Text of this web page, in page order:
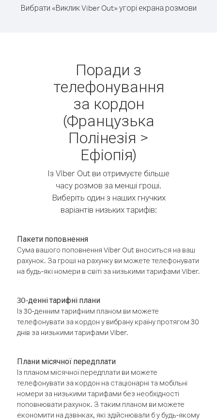
Вибрати «Виклик Viber Out» угорі екрана розмови
Поради з
телефонування
за кордон
(Французька
Полінезія >
Ефіопія)
Із Viber Out ви отримуєте більше
часу розмов за менші гроші.
Виберіть один з наших гнучких
варіантів низьких тарифів:
Пакети поповнення
Сума вашого поповнення Viber Out вноситься на ваш
рахунок. За гроші на рахунку ви можете телефонувати
на будь-які номери в світі за низькими тарифами Viber.
30-денні тарифні плани
Із 30-денним тарифним планом ви можете
телефонувати за кордон у вибрану країну протягом 30
днів за низькими тарифами Viber.
Плани місячної передплати
Із планом місячної передплати ви можете
телефонувати за кордон на стаціонарні та мобільні
номери за низькими тарифами без необхідності
поповнювати рахунок. З таким планом ви можете
економити на дзвінках, які здійснювали б у будь-якому